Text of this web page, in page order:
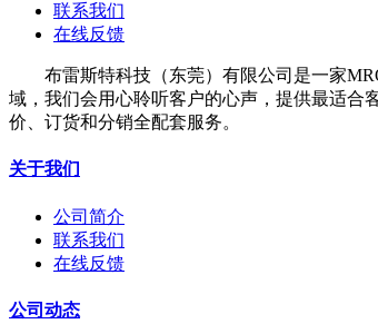
联系我们
在线反馈
布雷斯特科技（东莞）有限公司是一家
域，我们会用心聆听客户的心声，提供最适合
价、订货和分销全配套服务。
关于我们
公司简介
联系我们
在线反馈
公司动态